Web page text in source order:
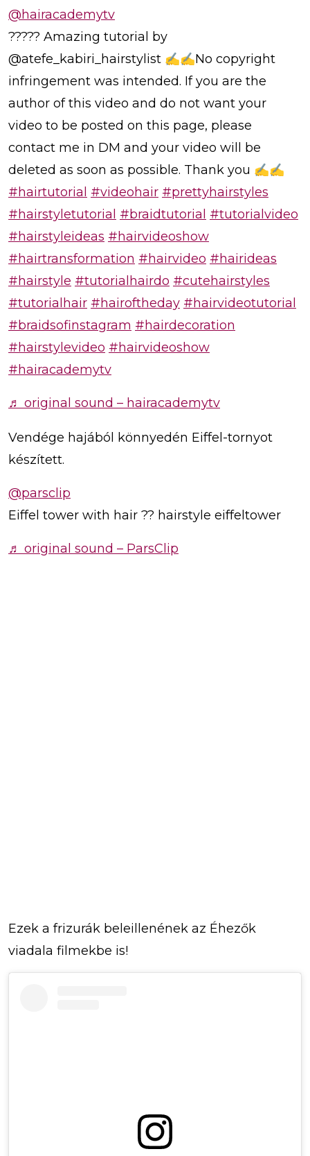
@hairacademytv
????? Amazing tutorial by
@atefe_kabiri_hairstylist ✍️✍️No copyright
infringement was intended. If you are the
author of this video and do not want your
video to be posted on this page, please
contact me in DM and your video will be
deleted as soon as possible. Thank you ✍️✍️
#hairtutorial #videohair #prettyhairstyles
#hairstyletutorial #braidtutorial #tutorialvideo
#hairstyleideas #hairvideoshow
#hairtransformation #hairvideo #hairideas
#hairstyle #tutorialhairdo #cutehairstyles
#tutorialhair #hairoftheday #hairvideotutorial
#braidsofinstagram #hairdecoration
#hairstylevideo #hairvideoshow
#hairacademytv
♬ original sound – hairacademytv
Vendége hajából könnyedén Eiffel-tornyot
készített.
@parsclip
Eiffel tower with hair ?? hairstyle eiffeltower
♬ original sound – ParsClip
Ezek a frizurák beleillenének az Éhezők
viadala filmekbe is!